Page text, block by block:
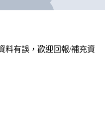
料有誤，歡迎回報/補充資